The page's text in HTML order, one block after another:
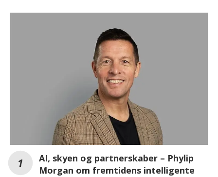
AI, skyen og partnerskaber – Phylip
Morgan om fremtidens intelligente